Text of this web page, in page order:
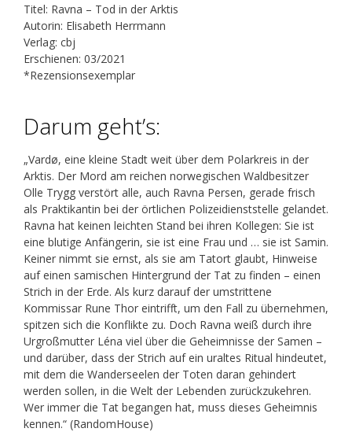
Titel: Ravna – Tod in der Arktis
Autorin: Elisabeth Herrmann
Verlag: cbj
Erschienen: 03/2021
*Rezensionsexemplar
Darum geht’s:
„Vardø, eine kleine Stadt weit über dem Polarkreis in der
Arktis. Der Mord am reichen norwegischen Waldbesitzer
Olle Trygg verstört alle, auch Ravna Persen, gerade frisch
als Praktikantin bei der örtlichen Polizeidienststelle gelandet.
Ravna hat keinen leichten Stand bei ihren Kollegen: Sie ist
eine blutige Anfängerin, sie ist eine Frau und … sie ist Samin.
Keiner nimmt sie ernst, als sie am Tatort glaubt, Hinweise
auf einen samischen Hintergrund der Tat zu finden – einen
Strich in der Erde. Als kurz darauf der umstrittene
Kommissar Rune Thor eintrifft, um den Fall zu übernehmen,
spitzen sich die Konflikte zu. Doch Ravna weiß durch ihre
Urgroßmutter Léna viel über die Geheimnisse der Samen –
und darüber, dass der Strich auf ein uraltes Ritual hindeutet,
mit dem die Wanderseelen der Toten daran gehindert
werden sollen, in die Welt der Lebenden zurückzukehren.
Wer immer die Tat begangen hat, muss dieses Geheimnis
kennen.“ (RandomHouse)